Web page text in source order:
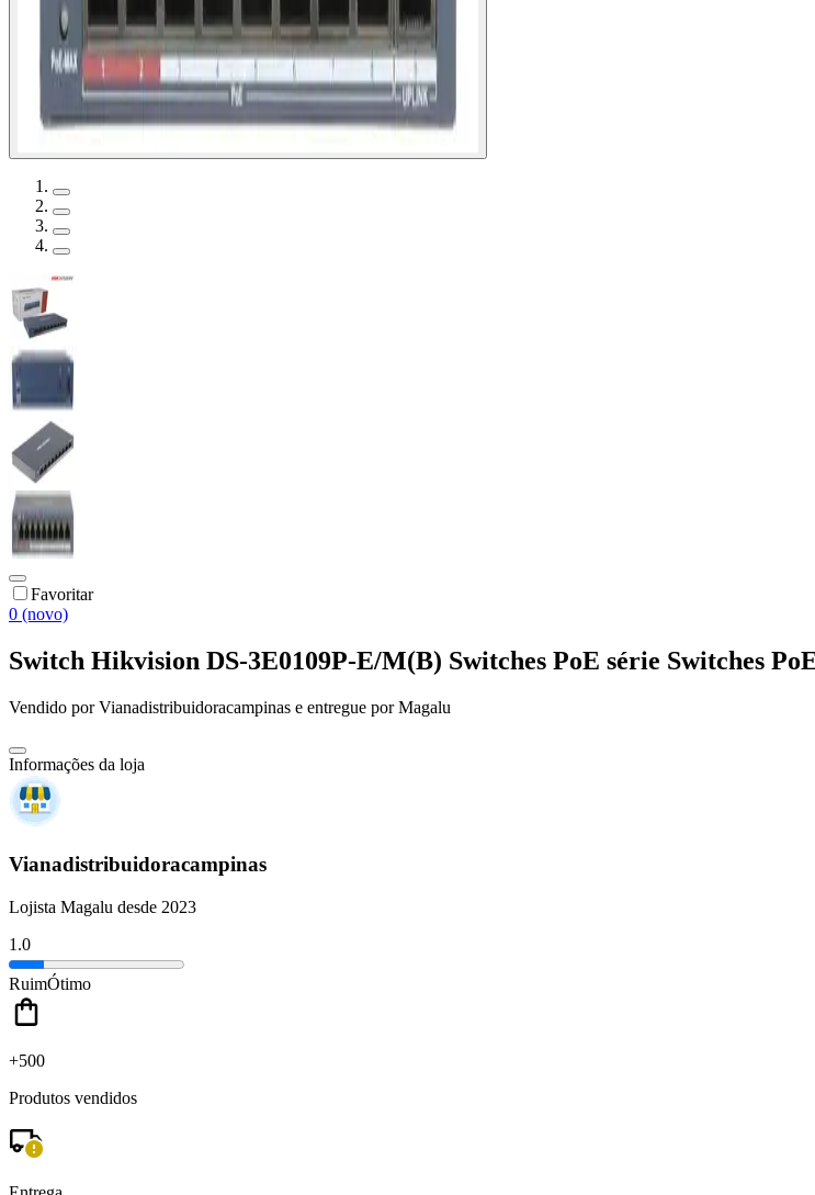
Favoritar
0 (novo)
Switch Hikvision DS-3E0109P-E/M(B) Switches PoE série Switches
Vendido porVianadistribuidoracampinas e entregue por Magalu
Informações da loja
Vianadistribuidoracampinas
Lojista Magalu desde 2023
1.0
RuimÓtimo
+500
Produtos vendidos